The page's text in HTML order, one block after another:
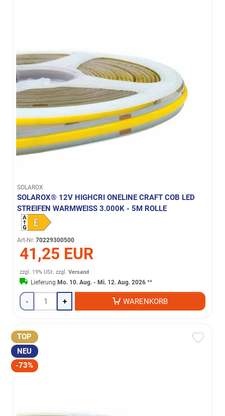
SOLAROX
SOLAROX® 12V HIGHCRI ONELINE CRAFT COB LED
STREIFEN WARMWEISS 3.000K - 5M ROLLE
Art-Nr. 70229300500
41,25 EUR
zzgl. 19% USt. zzgl.Versand
Lieferung Mo. 10. Aug. - Mi. 12. Aug. 2026 **
- + WARENKORB
TOP
NEU
-73%